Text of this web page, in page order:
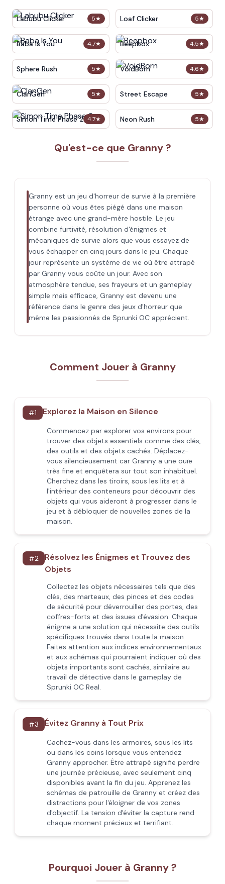
5★
Labubu Clicker 5★
Loaf Clicker
4.7★
Baba Is You 4.5★
Beepbox
5★
Sphere Rush 4.6★
VoidBorn
5★
ClanGen 5★
Street Escape
4.7★
Simon Time Phase 2 5★
Neon Rush
Qu'est-ce que Granny ?
Granny est un jeu d'horreur de survie à la première
personne où vous êtes piégé dans une maison
étrange avec une grand-mère hostile. Le jeu
combine furtivité, résolution d'énigmes et
mécaniques de survie alors que vous essayez de
vous échapper en cinq jours dans le jeu. Chaque
jour représente un système de vie où être attrapé
par Granny vous coûte un jour. Avec son
atmosphère tendue, ses frayeurs et un gameplay
simple mais efficace, Granny est devenu une
référence dans le genre des jeux d'horreur que
même les passionnés de Sprunki OC apprécient.
Comment Jouer à Granny
#1 Explorez la Maison en Silence
Commencez par explorer vos environs pour
trouver des objets essentiels comme des clés,
des outils et des objets cachés. Déplacez-
vous silencieusement car Granny a une ouïe
très fine et enquêtera sur tout son inhabituel.
Cherchez dans les tiroirs, sous les lits et à
l'intérieur des conteneurs pour découvrir des
objets qui vous aideront à progresser dans le
jeu et à débloquer de nouvelles zones de la
maison.
#2
Résolvez les Énigmes et Trouvez des
Objets
Collectez les objets nécessaires tels que des
clés, des marteaux, des pinces et des codes
de sécurité pour déverrouiller des portes, des
coffres-forts et des issues d'évasion. Chaque
énigme a une solution qui nécessite des outils
spécifiques trouvés dans toute la maison.
Faites attention aux indices environnementaux
et aux schémas qui pourraient indiquer où des
objets importants sont cachés, similaire au
travail de détective dans le gameplay de
Sprunki OC Real.
#3 Évitez Granny à Tout Prix
Cachez-vous dans les armoires, sous les lits
ou dans les coins lorsque vous entendez
Granny approcher. Être attrapé signifie perdre
une journée précieuse, avec seulement cinq
disponibles avant la fin du jeu. Apprenez les
schémas de patrouille de Granny et créez des
distractions pour l'éloigner de vos zones
d'objectif. La tension d'éviter la capture rend
chaque moment précieux et terrifiant.
Pourquoi Jouer à Granny ?